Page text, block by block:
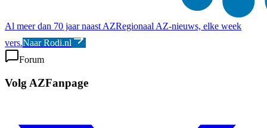
Al meer dan 70 jaar naast AZRegionaal AZ-nieuws, elke week
vers.Naar Rodi.nl
Forum
Volg AZFanpage